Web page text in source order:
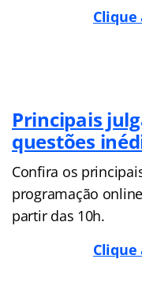
Principais
questões
Confira os
programação
partir das 10h.